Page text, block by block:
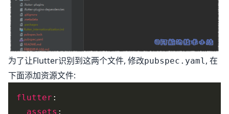
为了让Flutter识别到这两个文件, 修改pubspec.yaml, 在
下面添加资源文件:
flutter
assets